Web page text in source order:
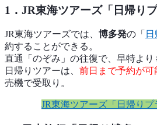
1．JR東海ツアーズ「日帰りプ
JR東海ツアーズでは、 博多発の「
約することができる。
直通「のぞみ」の往復で、早特より
日帰りツアーは、 前日まで予約が可
売機で受取り。
JR東海ツアーズ「日帰りプ